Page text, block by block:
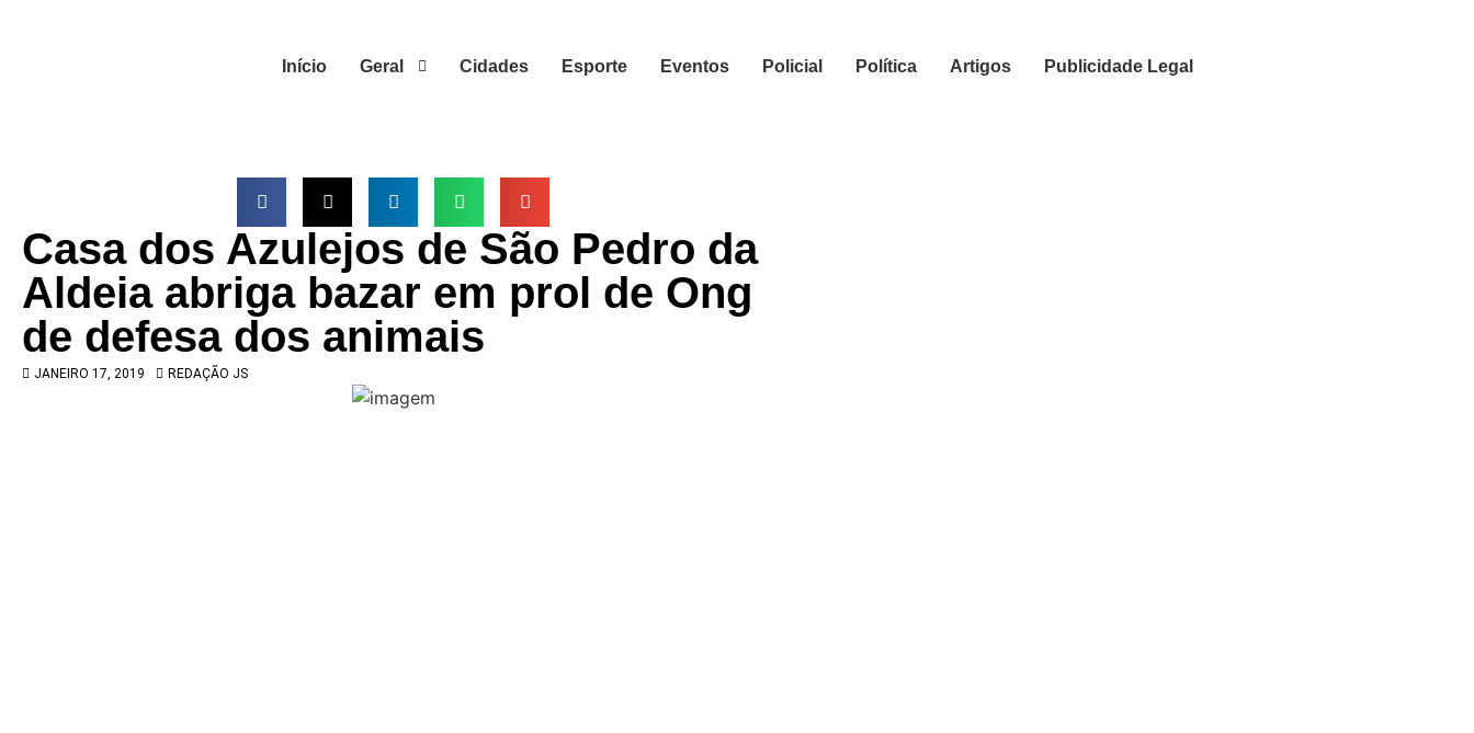
Início Geral Cidades Esporte Eventos Policial Política Artigos Publicidade Legal
Casa dos Azulejos de São Pedro da
Aldeia abriga bazar em prol de Ong
de defesa dos animais
JANEIRO 17, 2019 REDAÇÃO JS